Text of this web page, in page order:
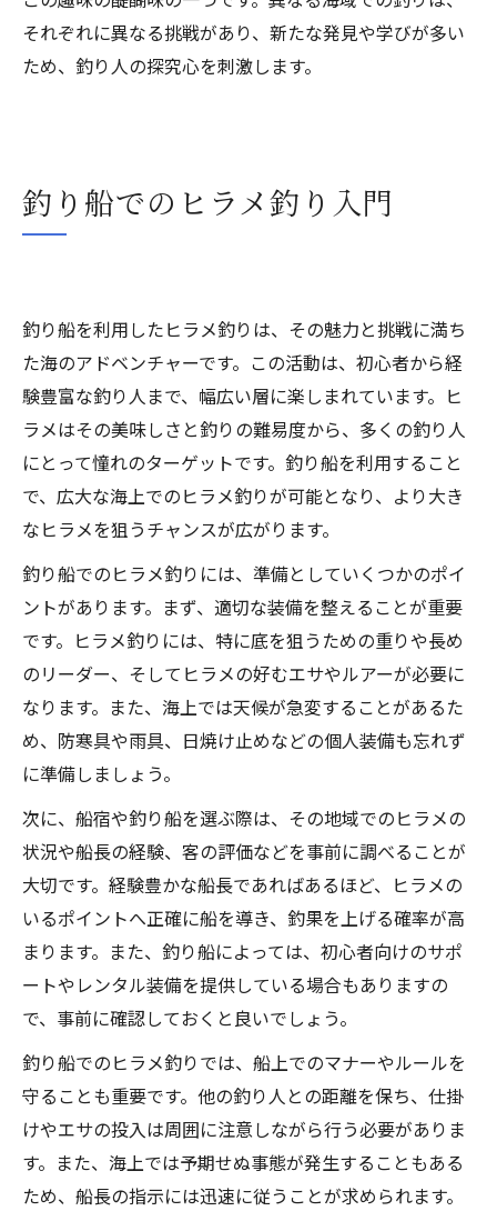
それぞれに異なる挑戦があり、新たな発見や学びが多い
ため、釣り人の探究心を刺激します。
釣り船でのヒラメ釣り入門
釣り船を利用したヒラメ釣りは、その魅力と挑戦に満ち
た海のアドベンチャーです。この活動は、初心者から経
験豊富な釣り人まで、幅広い層に楽しまれています。ヒ
ラメはその美味しさと釣りの難易度から、多くの釣り人
にとって憧れのターゲットです。釣り船を利用すること
で、広大な海上でのヒラメ釣りが可能となり、より大き
なヒラメを狙うチャンスが広がります。
釣り船でのヒラメ釣りには、準備としていくつかのポイ
ントがあります。まず、適切な装備を整えることが重要
です。ヒラメ釣りには、特に底を狙うための重りや長め
のリーダー、そしてヒラメの好むエサやルアーが必要に
なります。また、海上では天候が急変することがあるた
め、防寒具や雨具、日焼け止めなどの個人装備も忘れず
に準備しましょう。
次に、船宿や釣り船を選ぶ際は、その地域でのヒラメの
状況や船長の経験、客の評価などを事前に調べることが
大切です。経験豊かな船長であればあるほど、ヒラメの
いるポイントへ正確に船を導き、釣果を上げる確率が高
まります。また、釣り船によっては、初心者向けのサポ
ートやレンタル装備を提供している場合もありますの
で、事前に確認しておくと良いでしょう。
釣り船でのヒラメ釣りでは、船上でのマナーやルールを
守ることも重要です。他の釣り人との距離を保ち、仕掛
けやエサの投入は周囲に注意しながら行う必要がありま
す。また、海上では予期せぬ事態が発生することもある
ため、船長の指示には迅速に従うことが求められます。